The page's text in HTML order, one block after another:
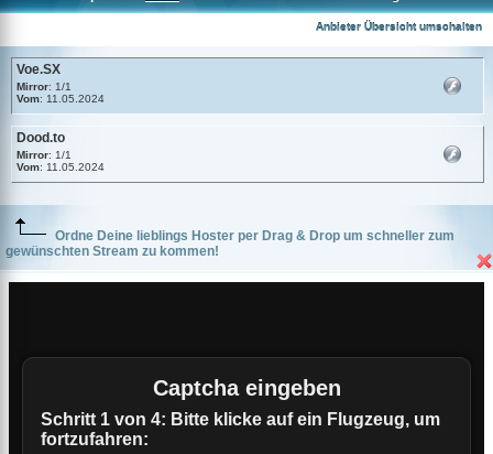
Anbieter Übersicht umschalten
Voe.SX
Mirror: 1/1
Vom: 11.05.2024
Dood.to
Mirror: 1/1
Vom: 11.05.2024
Ordne Deine lieblings Hoster per Drag & Drop um schneller zum
gewünschten Stream zu kommen!